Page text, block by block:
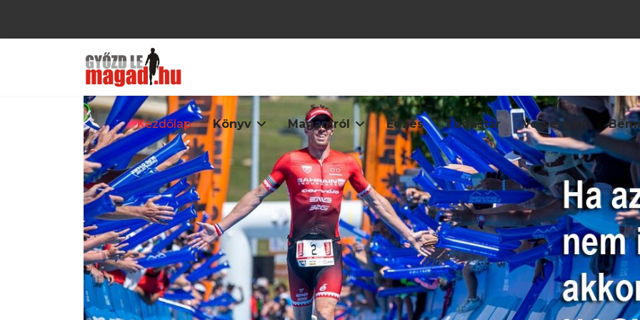
Kezdőlap Könyv Magamról Edzés Tudástár Versenyek